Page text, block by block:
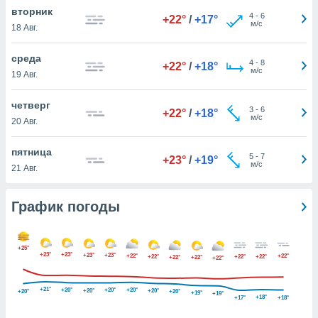
вы
установки
веб-
или
и
вторник
18 Авг.
+22° / +17° 4- 6
м/с
среда
19 Авг.
+22° / +18° 4- 8
м/с
четверг
20 Авг.
+22° / +18° 3- 6
м/с
пятница
21 Авг.
+23° / +19° 5- 7
м/с
График погоды
+25°
+23°
+23° +23° +23° +22° +22° +22° +22° +22° +22° +22° +22°
+20° +21° +20° +20° +20° +20° +20° +20° +19° +19°
+17° +18° +18°